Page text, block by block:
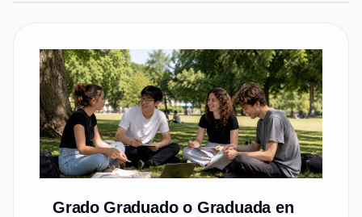
Grado Graduado o Graduada en